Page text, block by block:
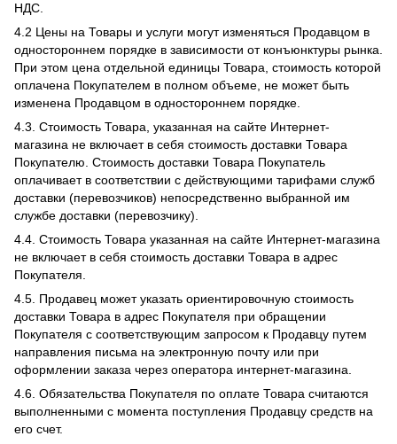
НДС.
4.2 Цены на Товары и услуги могут изменяться Продавцом в
одностороннем порядке в зависимости от конъюнктуры рынка.
При этом цена отдельной единицы Товара, стоимость которой
оплачена Покупателем в полном объеме, не может быть
изменена Продавцом в одностороннем порядке.
4.3. Стоимость Товара, указанная на сайте Интернет-
магазина не включает в себя стоимость доставки Товара
Покупателю. Стоимость доставки Товара Покупатель
оплачивает в соответствии с действующими тарифами служб
доставки (перевозчиков) непосредственно выбранной им
службе доставки (перевозчику).
4.4. Стоимость Товара указанная на сайте Интернет-магазина
не включает в себя стоимость доставки Товара в адрес
Покупателя.
4.5. Продавец может указать ориентировочную стоимость
доставки Товара в адрес Покупателя при обращении
Покупателя с соответствующим запросом к Продавцу путем
направления письма на электронную почту или при
оформлении заказа через оператора интернет-магазина.
4.6. Обязательства Покупателя по оплате Товара считаются
выполненными с момента поступления Продавцу средств на
его счет.